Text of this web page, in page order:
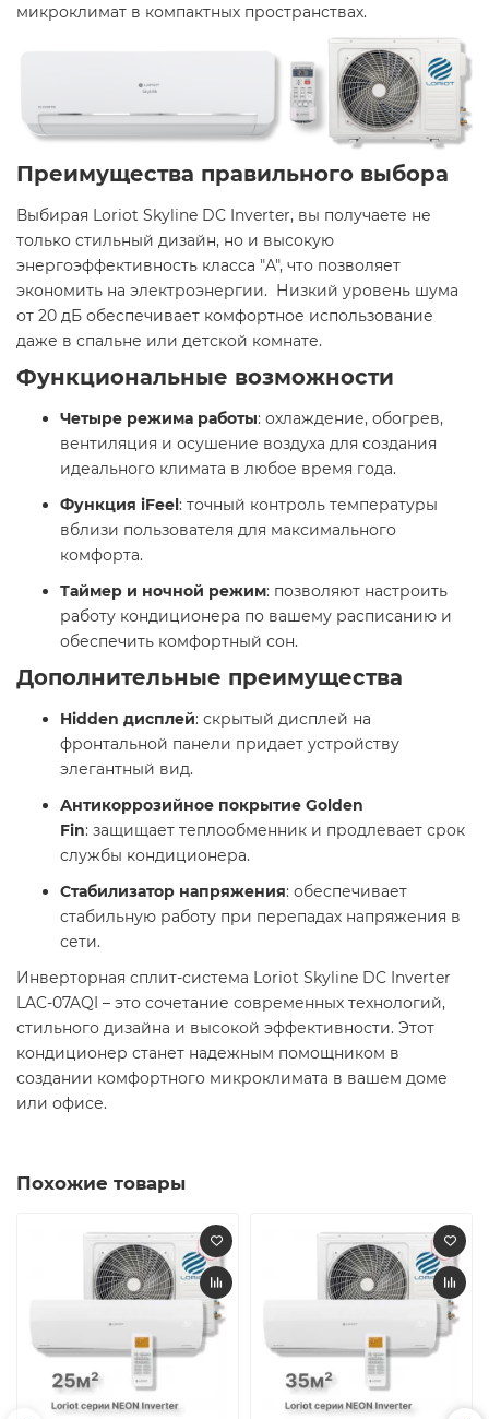
микроклимат в компактных пространствах. ​
Преимущества правильного выбора
Выбирая Loriot Skyline DC Inverter, вы получаете не
только стильный дизайн, но и высокую
энергоэффективность класса "A", что позволяет
экономить на электроэнергии. Низкий уровень шума
от 20 дБ обеспечивает комфортное использование
даже в спальне или детской комнате. ​
Функциональные возможности
Четыре режима работы: охлаждение, обогрев,
вентиляция и осушение воздуха для создания
идеального климата в любое время года. ​
Функция iFeel: точный контроль температуры
вблизи пользователя для максимального
комфорта. ​
Таймер и ночной режим: позволяют настроить
работу кондиционера по вашему расписанию и
обеспечить комфортный сон. ​
Дополнительные преимущества
Hidden дисплей: скрытый дисплей на
фронтальной панели придает устройству
элегантный вид. ​
Антикоррозийное покрытие Golden
Fin: защищает теплообменник и продлевает срок
службы кондиционера. ​
Стабилизатор напряжения: обеспечивает
стабильную работу при перепадах напряжения в
сети. ​
Инверторная сплит-система Loriot Skyline DC Inverter
LAC-07AQI – это сочетание современных технологий,
стильного дизайна и высокой эффективности. Этот
кондиционер станет надежным помощником в
создании комфортного микроклимата в вашем доме
или офисе.
Похожие товары